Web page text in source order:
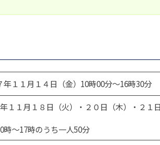
年１１月１４日（金）10時00分～16時30分
１１月１８日（火）・２０日（木）・２１
時～17時のうち一人50分